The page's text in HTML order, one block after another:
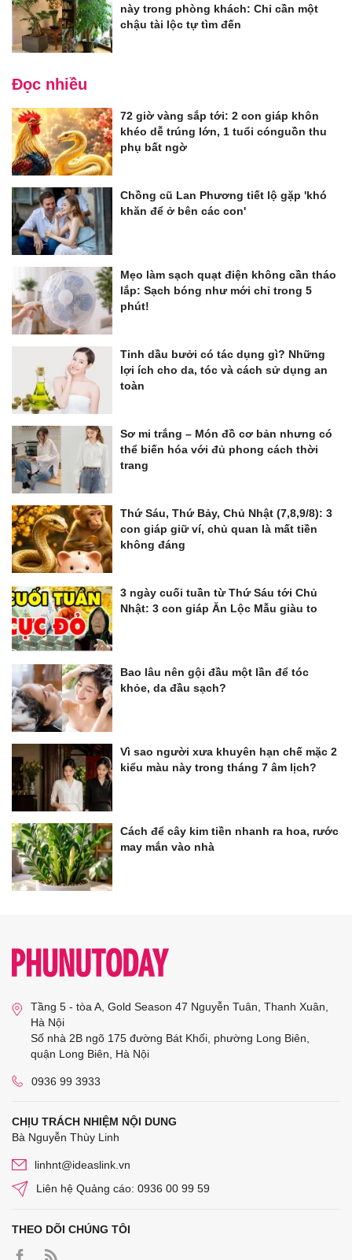
này trong phòng khách: Chỉ cần một
chậu tài lộc tự tìm đến
Đọc nhiều
72 giờ vàng sắp tới: 2 con giáp khôn
khéo dễ trúng lớn, 1 tuổi cónguồn thu
phụ bất ngờ
Chồng cũ Lan Phương tiết lộ gặp 'khó
khăn để ở bên các con'
Mẹo làm sạch quạt điện không cần tháo
lắp: Sạch bóng như mới chỉ trong 5
phút!
Tinh dầu bưởi có tác dụng gì? Những
lợi ích cho da, tóc và cách sử dụng an
toàn
Sơ mi trắng – Món đồ cơ bản nhưng có
thể biến hóa với đủ phong cách thời
trang
Thứ Sáu, Thứ Bảy, Chủ Nhật (7,8,9/8): 3
con giáp giữ ví, chủ quan là mất tiền
không đáng
3 ngày cuối tuần từ Thứ Sáu tới Chủ
Nhật: 3 con giáp Ăn Lộc Mẫu giàu to
Bao lâu nên gội đầu một lần để tóc
khỏe, da đầu sạch?
Vì sao người xưa khuyên hạn chế mặc 2
kiểu màu này trong tháng 7 âm lịch?
Cách để cây kim tiền nhanh ra hoa, rước
may mắn vào nhà
Tầng 5 - tòa A, Gold Season 47 Nguyễn Tuân, Thanh Xuân,
Hà Nội
Số nhà 2B ngõ 175 đường Bát Khối, phường Long Biên,
quận Long Biên, Hà Nội
0936 99 3933
CHỊU TRÁCH NHIỆM NỘI DUNG
Bà Nguyễn Thùy Linh
linhnt@ideaslink.vn
Liên hệ Quảng cáo: 0936 00 99 59
THEO DÕI CHÚNG TÔI